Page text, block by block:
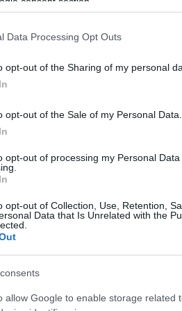
Data Processing Opt Outs
opt-out of the Sharing of my personal
opt-out of the Sale of my Personal Data.
opt-out of processing my Personal
opt-out of Collection, Use, Retention,
Data that Is Unrelated with the
allow Google to enable storage related
aSpaceman(van, aki ezen a
s ennek nagyon örül, hisz
Felhívás ez, hogy törj ki az
vele. Ehhez kapcsolódik a
és megindító szám, ahogy a neon
egy utazás - a világűrbe, a sivatagba
a világban élünk, s nincs kitörés.
live in
live in
fajta lázadás, s a
soul